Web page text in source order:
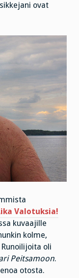
ovat
Valotuksia!
kuvaajille
kolme,
oli
Peitsamoon.
otosta.